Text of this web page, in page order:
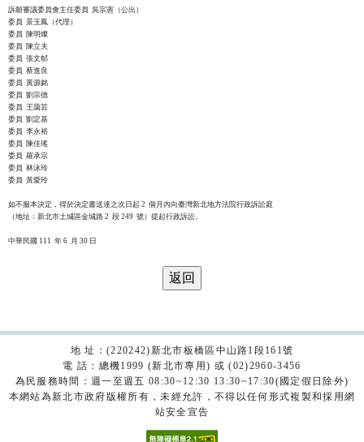
訴願審議委員會主任委員  吳宗憲（公出）
委員  景玉鳳（代理）
委員  陳明燦
委員  陳立夫
委員  張文郁
委員  蔡進良
委員  黃源銘
委員  劉宗德
委員  王藹芸
委員  劉定基
委員  李永裕
委員  陳佳瑤
委員  羅承宗
委員  林泳玲
委員  黃愛玲
如不服本決定，得於決定書送達之次日起 2  個月內向臺灣新北地方法院行政訴訟庭
（地址：新北市土城區金城路 2  段 249  號）提起行政訴訟。
地 址：(220242)新北市板橋區中山路1段161號
電 話：總機1999 (新北市專用) 或 (02)2960-3456
為民服務時間：週一至週五 08:30~12:30 13:30~17:30(國定假日除外)
本網站為新北市政府版權所有，未經允許，不得以任何形式複製和採用網
站安全宣告